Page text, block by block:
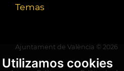
Utilizamos cookies
Temas
Ajuntament de València © 2026